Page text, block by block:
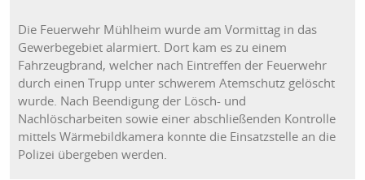
Die Feuerwehr Mühlheim wurde am Vormittag in das
Gewerbegebiet alarmiert. Dort kam es zu einem
Fahrzeugbrand, welcher nach Eintreffen der Feuerwehr
durch einen Trupp unter schwerem Atemschutz gelöscht
wurde. Nach Beendigung der Lösch- und
Nachlöscharbeiten sowie einer abschließenden Kontrolle
mittels Wärmebildkamera konnte die Einsatzstelle an die
Polizei übergeben werden.